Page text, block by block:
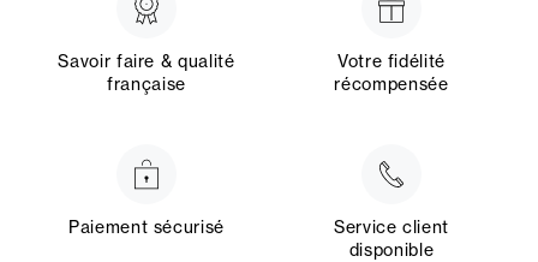
Savoir faire & qualité
française
Votre fidélité
récompensée
Paiement sécurisé
Service client
disponible